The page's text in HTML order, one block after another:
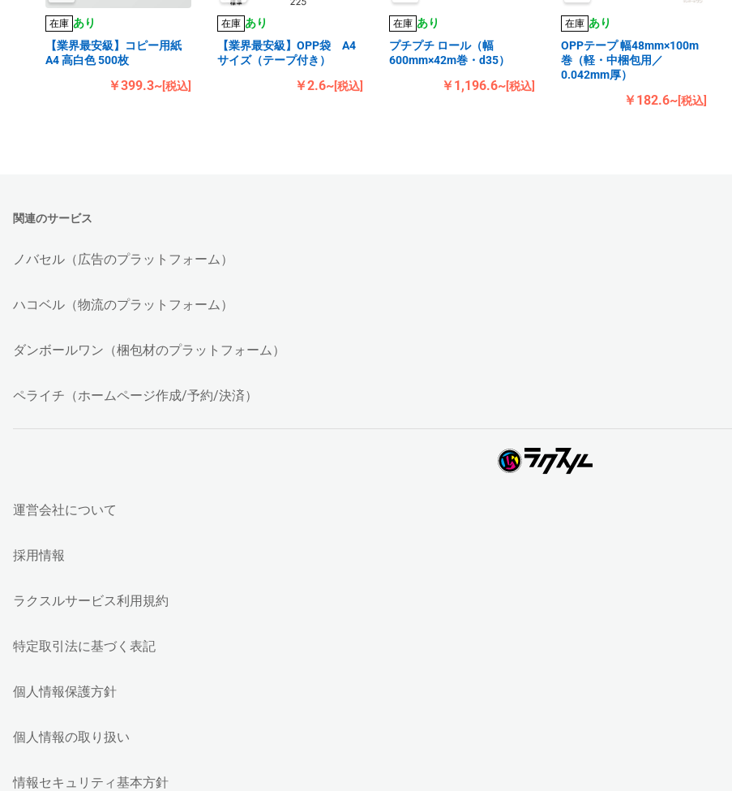
在庫 あり
【業界最安級】コピー用紙
A4 高白色 500枚
￥399.3~[税込]
在庫 あり
【業界最安級】OPP袋 A4
サイズ（テープ付き）
￥2.6~[税込]
在庫 あり
プチプチ ロール（幅
600mm×42m巻・d35）
￥1,196.6~[税込]
在庫 あり
OPPテープ 幅48mm×100m
巻（軽・中梱包用／
0.042mm厚）
￥182.6~[税込]
関連のサービス
ノバセル（広告のプラットフォーム）
ハコベル（物流のプラットフォーム）
ダンボールワン（梱包材のプラットフォーム）
ペライチ（ホームページ作成/予約/決済）
運営会社について
採用情報
ラクスルサービス利用規約
特定取引法に基づく表記
個人情報保護方針
個人情報の取り扱い
情報セキュリティ基本方針